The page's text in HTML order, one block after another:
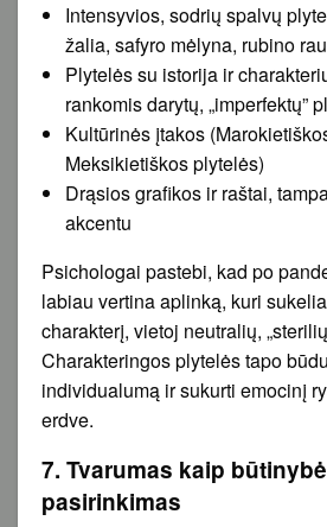
Intensyvios, sodrių spalvų
žalia, safyro mėlyna, rubino
Plytelės su istorija ir
rankomis darytų, „imperfektų”
Kultūrinės įtakos
Meksikietiškos plytelės)
Drąsios grafikos ir raštai,
akcentu
Psichologai pastebi, kad po
labiau vertina aplinką, kuri
charakterį, vietoj neutralių,
Charakteringos plytelės tapo
individualumą ir sukurti emocinį
erdve.
7. Tvarumas kaip
pasirinkimas